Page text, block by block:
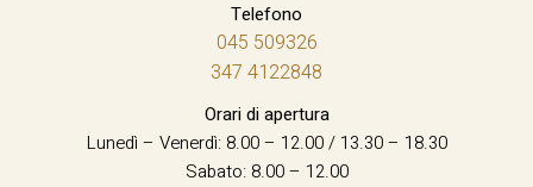
Telefono
045 509326
347 4122848
Orari di apertura
Lunedì – Venerdì: 8.00 – 12.00 / 13.30 – 18.30
Sabato: 8.00 – 12.00